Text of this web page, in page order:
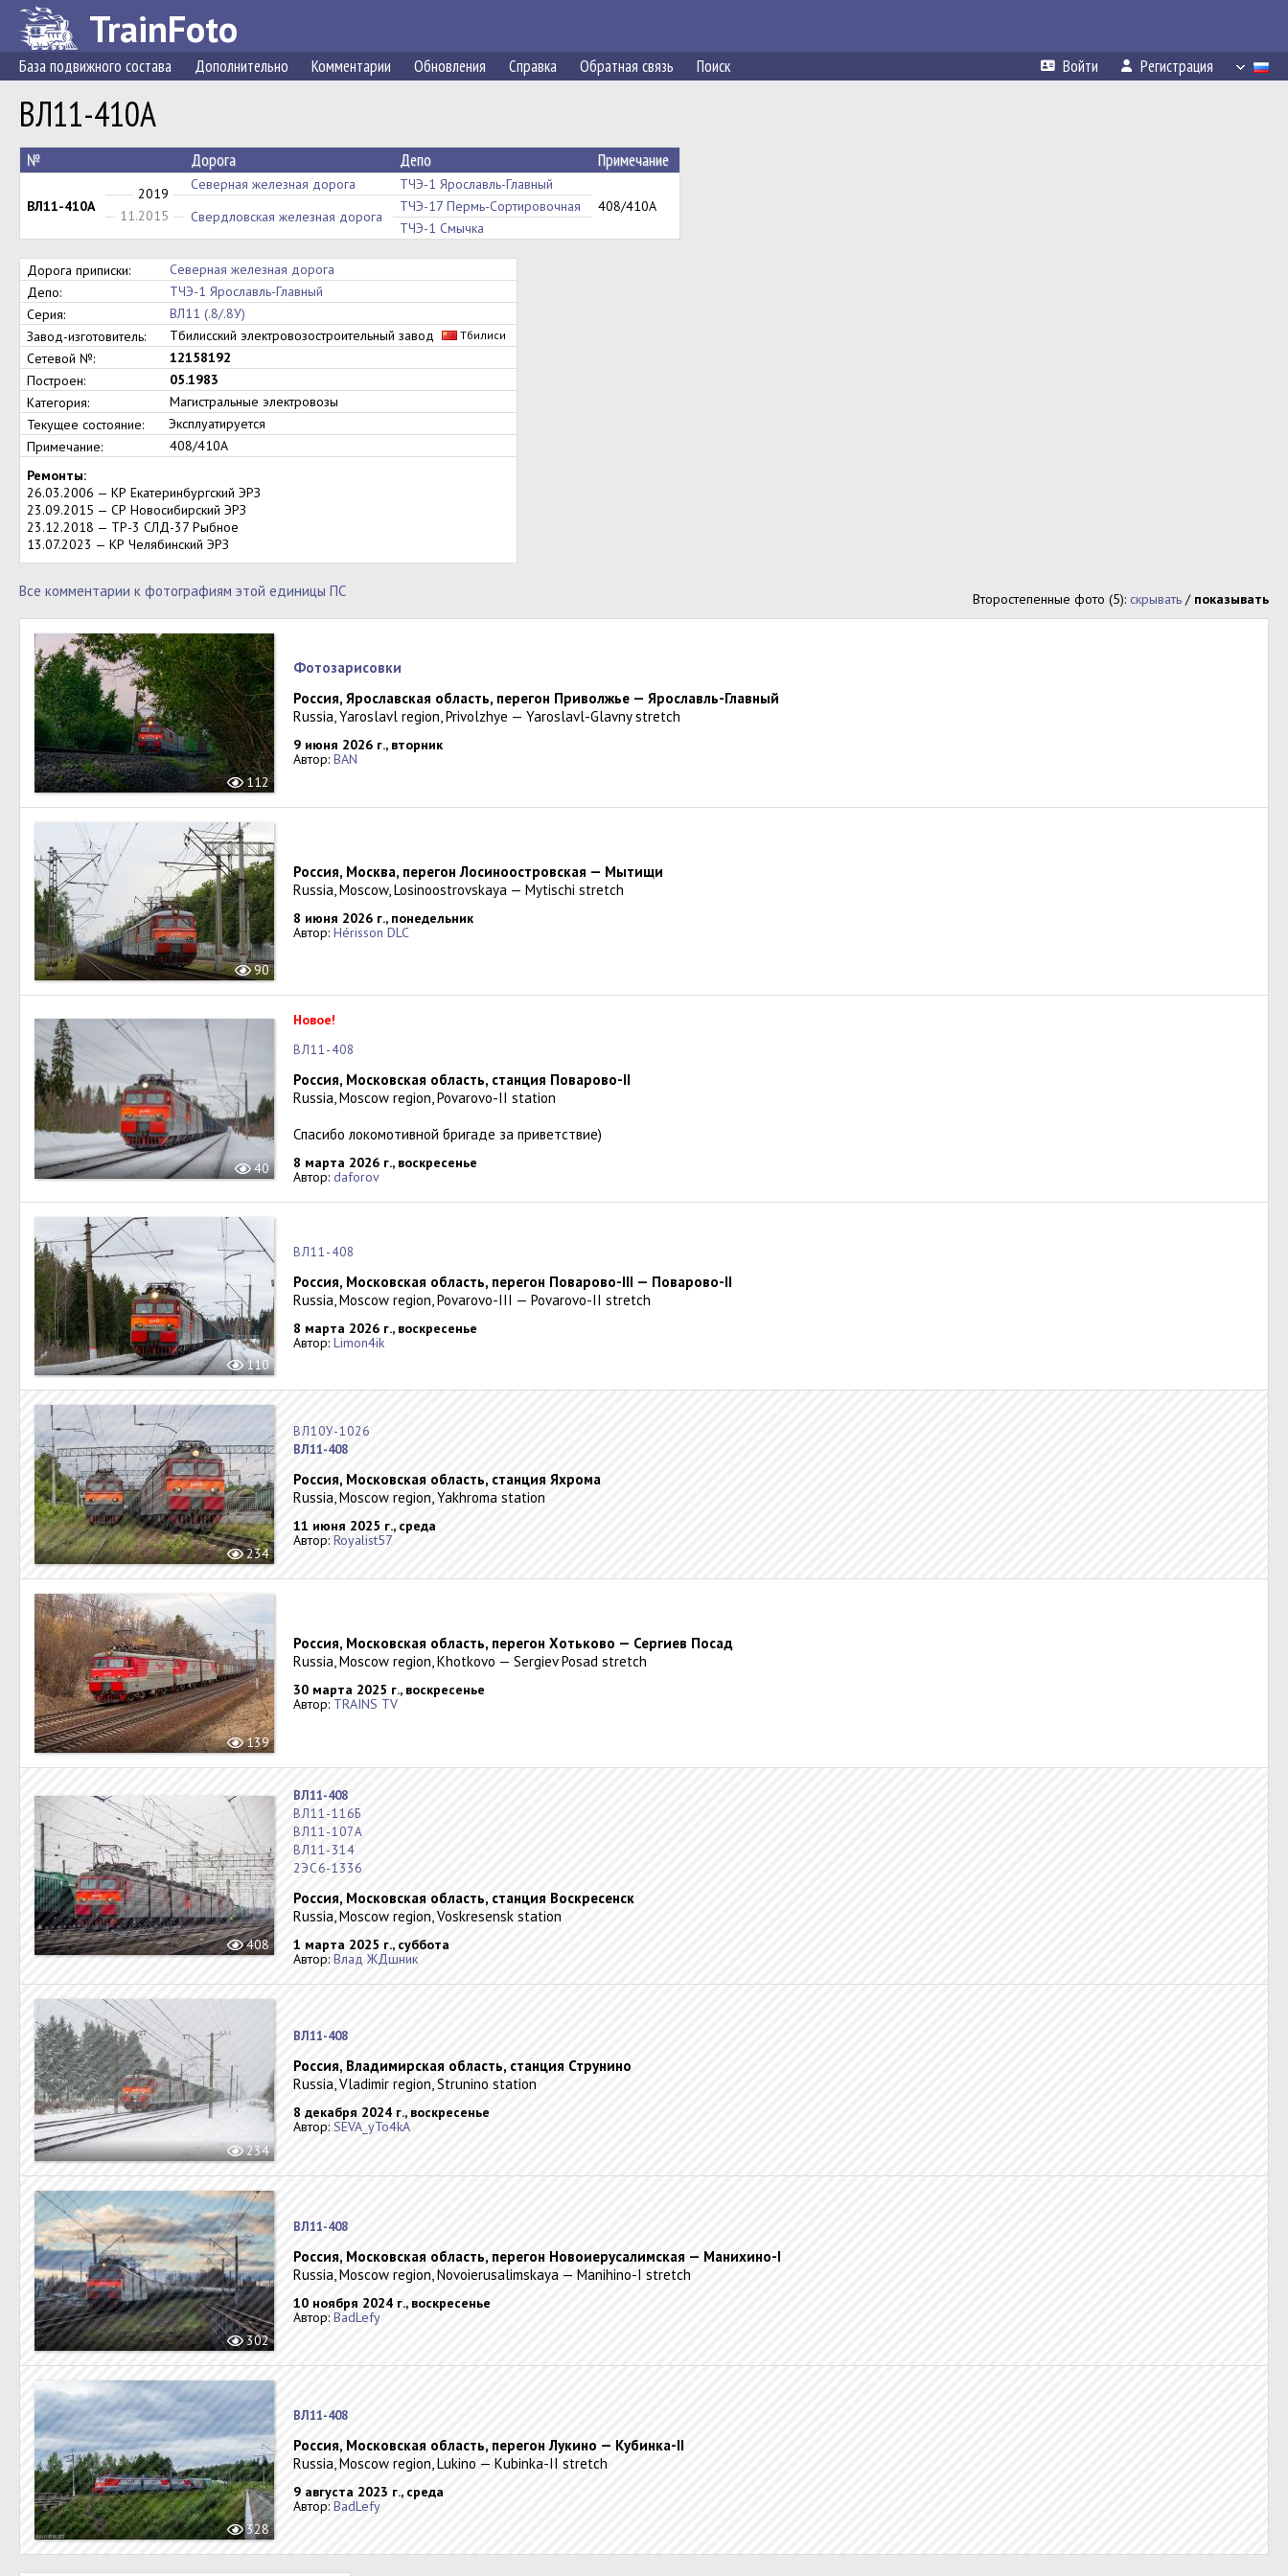
TrainFoto
База подвижного состава Дополнительно Комментарии Обновления Справка Обратная связь Поиск Войти Регистрация
ВЛ11-410А
№ Дорога Депо Примечание
ВЛ11-410А
2019
Северная железная дорога
ТЧЭ-1 Ярославль-Главный
408/410А
11.2015 Свердловская железная дорога
ТЧЭ-17 Пермь-Сортировочная
ТЧЭ-1 Смычка
Дорога приписки:
Северная железная дорога
Депо:
ТЧЭ-1 Ярославль-Главный
Серия:
ВЛ11 (.8/.8У)
Завод-изготовитель:
Тбилисский электровозостроительный завод Тбилиси
Сетевой №:
12158192
Построен:
05.1983
Категория:
Магистральные электровозы
Текущее состояние:
Эксплуатируется
Примечание:
408/410А
Ремонты:
26.03.2006 — КР Екатеринбургский ЭРЗ
23.09.2015 — СР Новосибирский ЭРЗ
23.12.2018 — ТР-3 СЛД-37 Рыбное
13.07.2023 — КР Челябинский ЭРЗ
Все комментарии к фотографиям этой единицы ПС Второстепенные фото (5): скрывать / показывать
112
Фотозарисовки
Россия, Ярославская область, перегон Приволжье — Ярославль-Главный
Russia, Yaroslavl region, Privolzhye — Yaroslavl-Glavny stretch
9 июня 2026 г., вторник
Автор: BAN
90
Россия, Москва, перегон Лосиноостровская — Мытищи
Russia, Moscow, Losinoostrovskaya — Mytischi stretch
8 июня 2026 г., понедельник
Автор: Hérisson DLC
40
Новое!
ВЛ11-408
Россия, Московская область, станция Поварово-II
Russia, Moscow region, Povarovo-II station
Спасибо локомотивной бригаде за приветствие)
8 марта 2026 г., воскресенье
Автор: daforov
110
ВЛ11-408
Россия, Московская область, перегон Поварово-III — Поварово-II
Russia, Moscow region, Povarovo-III — Povarovo-II stretch
8 марта 2026 г., воскресенье
Автор: Limon4ik
234
ВЛ10У-1026
ВЛ11-408
Россия, Московская область, станция Яхрома
Russia, Moscow region, Yakhroma station
11 июня 2025 г., среда
Автор: Royalist57
139
Россия, Московская область, перегон Хотьково — Сергиев Посад
Russia, Moscow region, Khotkovo — Sergiev Posad stretch
30 марта 2025 г., воскресенье
Автор: TRAINS TV
408
ВЛ11-408
ВЛ11-116Б
ВЛ11-107А
ВЛ11-314
2ЭС6-1336
Россия, Московская область, станция Воскресенск
Russia, Moscow region, Voskresensk station
1 марта 2025 г., суббота
Автор: Влад ЖДшник
234
ВЛ11-408
Россия, Владимирская область, станция Струнино
Russia, Vladimir region, Strunino station
8 декабря 2024 г., воскресенье
Автор: SEVA_yTo4kA
302
ВЛ11-408
Россия, Московская область, перегон Новоиерусалимская — Манихино-I
Russia, Moscow region, Novoierusalimskaya — Manihino-I stretch
10 ноября 2024 г., воскресенье
Автор: BadLefy
328
ВЛ11-408
Россия, Московская область, перегон Лукино — Кубинка-II
Russia, Moscow region, Lukino — Kubinka-II stretch
9 августа 2023 г., среда
Автор: BadLefy